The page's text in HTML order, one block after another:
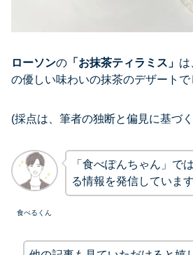
ローソンの 「お抹茶ティラミス」 は
の優しい味わいの抹茶のデザート
(採点は、筆者の独断と偏見に基づ
食べるくん
「食べぽんちゃん」で
る情報を発信しています